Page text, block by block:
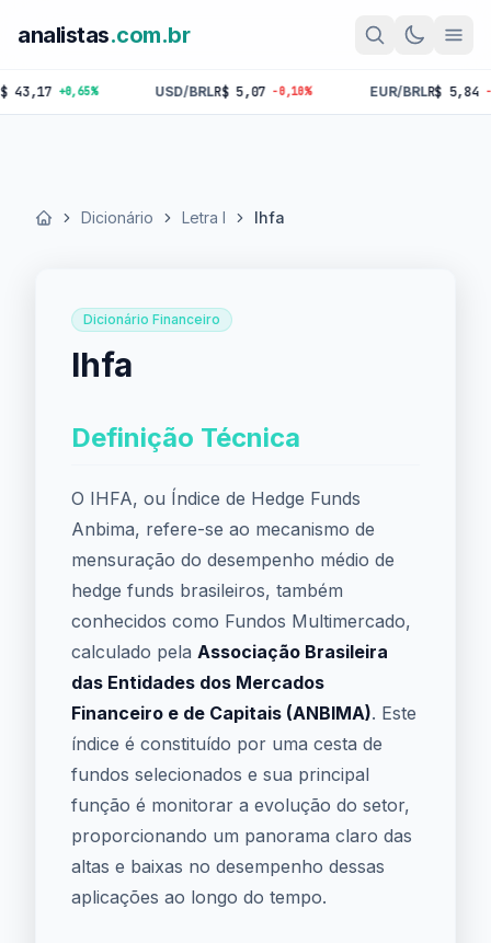
analistas.com.br
+0,65% USD/BRLR$ 5,07 -0,10% EUR/BRLR$ 5,84 -0,18%
Início Dicionário Letra I Ihfa
Dicionário Financeiro
Ihfa
Definição Técnica
O IHFA, ou Índice de Hedge Funds
Anbima, refere-se ao mecanismo de
mensuração do desempenho médio de
hedge funds brasileiros, também
conhecidos como Fundos Multimercado,
calculado pela Associação Brasileira
das Entidades dos Mercados
Financeiro e de Capitais (ANBIMA). Este
índice é constituído por uma cesta de
fundos selecionados e sua principal
função é monitorar a evolução do setor,
proporcionando um panorama claro das
altas e baixas no desempenho dessas
aplicações ao longo do tempo.